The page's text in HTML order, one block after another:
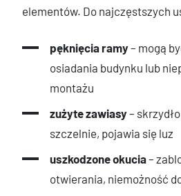
elementów. Do najczęstszych
pęknięcia ramy– mogą
osiadania budynku lub
montażu
zużyte zawiasy–
szczelnie, pojawia się luz
uszkodzone okucia–
otwierania, niemożność